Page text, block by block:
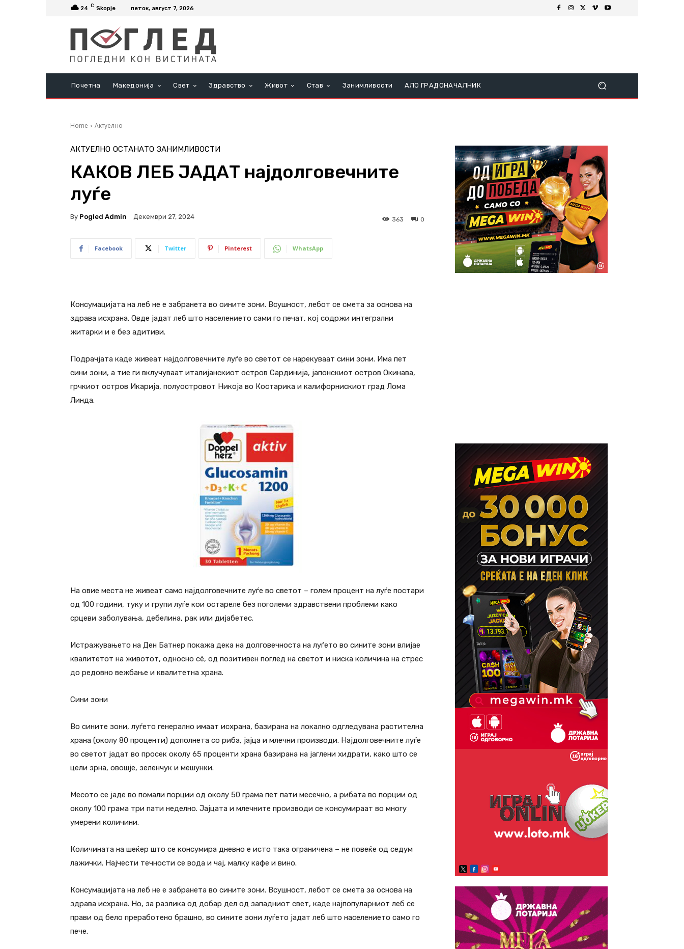
24 C Skopje петок, август 7, 2026
Почетна Македонија Свет Здравство Живот Став Занимливости АЛО ГРАДОНАЧАЛНИК
Home Актуелно
АКТУЕЛНО ОСТАНАТО ЗАНИМЛИВОСТИ
КАКОВ ЛЕБ ЈАДАТ најдолговечните
луѓе
By Pogled Admin Декември 27, 2024 0
363
Facebook Twitter Pinterest WhatsApp
Консумацијата на леб не е забранета во сините зони. Всушност, лебот се смета за основа на
здрава исхрана. Овде јадат леб што населението сами го печат, кој содржи интегрални
житарки и е без адитиви.
Подрачјата каде живеат најдолговечните луѓе во светот се нарекуваат сини зони. Има пет
сини зони, а тие ги вклучуваат италијанскиот остров Сардинија, јапонскиот остров Окинава,
грчкиот остров Икарија, полуостровот Никоја во Костарика и калифорнискиот град Лома
Линда.
На овие места не живеат само најдолговечните луѓе во светот – голем процент на луѓе постари
од 100 години, туку и групи луѓе кои остареле без поголеми здравствени проблеми како
срцеви заболувања, дебелина, рак или дијабетес.
Истражувањето на Ден Батнер покажа дека на долговечноста на луѓето во сините зони влијае
квалитетот на животот, односно сè, од позитивен поглед на светот и ниска количина на стрес
до редовно вежбање и квалитетна храна.
Сини зони
Во сините зони, луѓето генерално имаат исхрана, базирана на локално одгледувана растителна
храна (околу 80 проценти) дополнета со риба, јајца и млечни производи. Најдолговечните луѓе
во светот јадат во просек околу 65 проценти храна базирана на јаглени хидрати, како што се
цели зрна, овошје, зеленчук и мешунки.
Месото се јаде во помали порции од околу 50 грама пет пати месечно, а рибата во порции од
околу 100 грама три пати неделно. Јајцата и млечните производи се консумираат во многу
умерени количини.
Количината на шеќер што се консумира дневно е исто така ограничена – не повеќе од седум
лажички. Најчести течности се вода и чај, малку кафе и вино.
Консумацијата на леб не е забранета во сините зони. Всушност, лебот се смета за основа на
здрава исхрана. Но, за разлика од добар дел од западниот свет, каде најпопуларниот леб се
прави од бело преработено брашно, во сините зони луѓето јадат леб што населението само го
пече.